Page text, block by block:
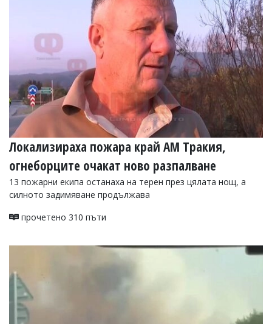
РАЗСЛЕДВАНЕ
ЮГ
Управители:
Веселин
Василев,
email:
v.vasilev@flagman.bg
Катя
еmail:k.kassabova@flagman.bg
редактор:
Коментарите
под
статиите
Локализираха пожара край АМ Тракия,
огнеборците очакат ново разпалване
13 пожарни екипа останаха на терен през цялата нощ, а
силното задимяване продължава
прочетено 310 пъти